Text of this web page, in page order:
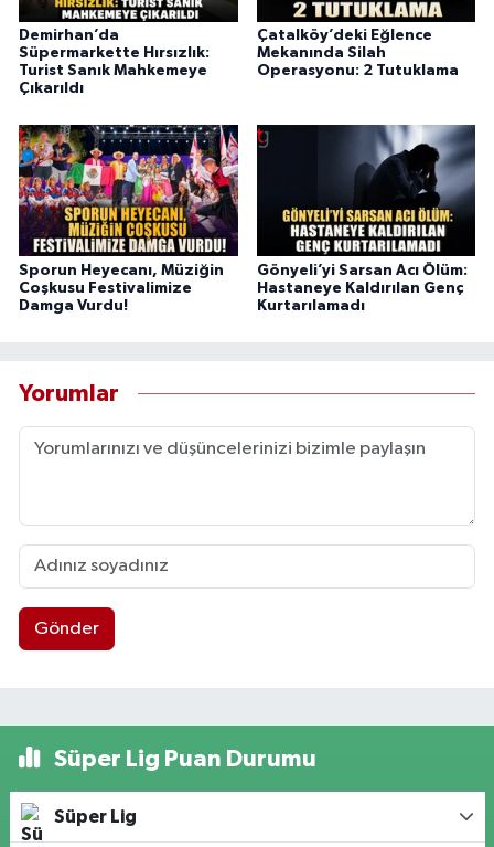
Demirhan’da
Süpermarkette Hırsızlık:
Turist Sanık Mahkemeye
Çıkarıldı
Çatalköy’deki Eğlence
Mekanında Silah
Operasyonu: 2 Tutuklama
Sporun Heyecanı, Müziğin
Coşkusu Festivalimize
Damga Vurdu!
Gönyeli’yi Sarsan Acı Ölüm:
Hastaneye Kaldırılan Genç
Kurtarılamadı
Yorumlar
Gönder
Süper Lig Puan Durumu
Süper Lig